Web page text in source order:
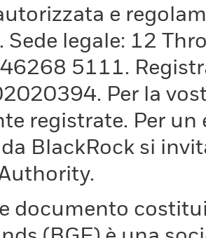
e
Sede legale: 12
46268 5111.
Per la
registrate. Per
BlackRock si
documento